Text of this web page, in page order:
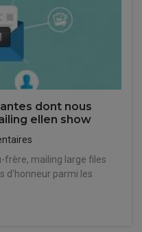
dont nous
ellen show
frère, mailing large files
d'honneur parmi les